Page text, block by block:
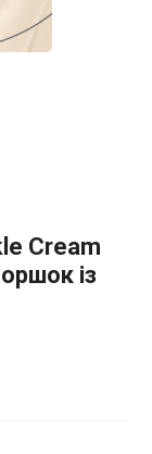
Cream
із